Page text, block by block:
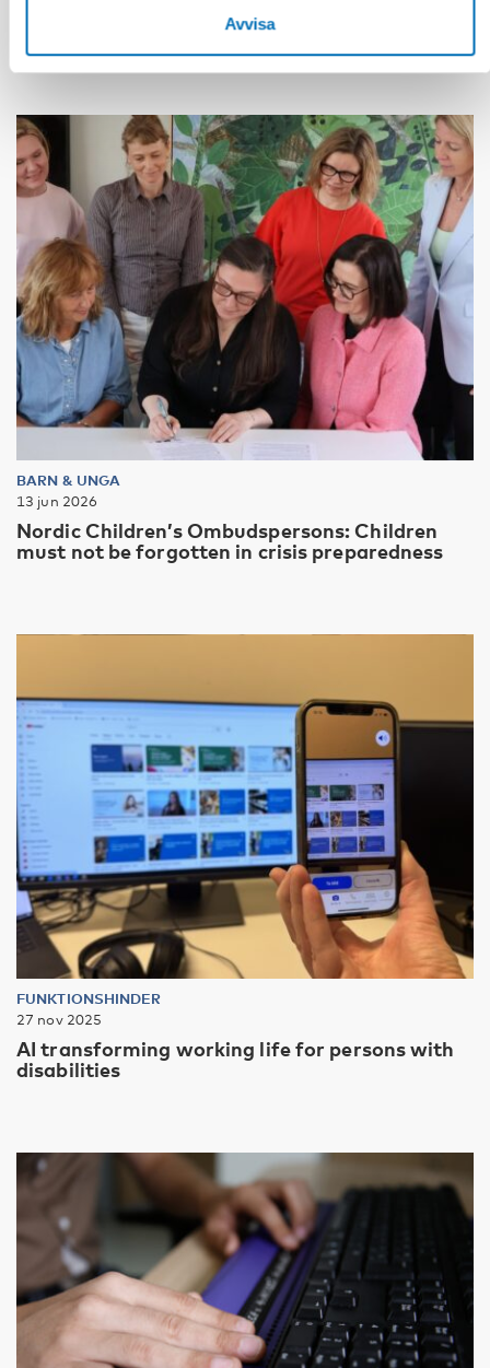
Avvisa
Relaterade nyheter
BARN & UNGA
13 jun 2026
Nordic Children’s Ombudspersons: Children
must not be forgotten in crisis preparedness
FUNKTIONSHINDER
27 nov 2025
AI transforming working life for persons with
disabilities